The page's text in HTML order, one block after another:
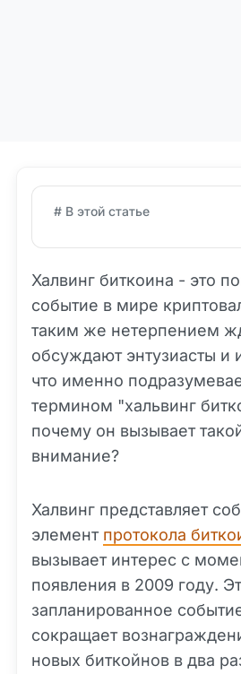
# В этой статье
Халвинг биткоина - это
событие в мире
таким же нетерпением
обсуждают энтузиасты и
что именно
термином "хальвинг
почему он вызывает
внимание?
Халвинг представляет
элемент протокола
вызывает интерес с
появления в 2009 году.
запланированное
сокращает
новых биткойнов в два